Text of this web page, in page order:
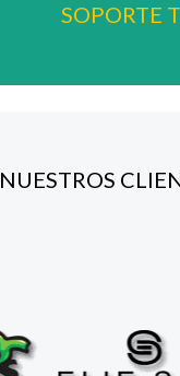
SOPORTE
NUESTROS